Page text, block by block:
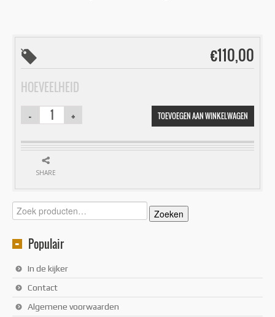
€110,00
HOEVEELHEID
TOEVOEGEN AAN WINKELWAGEN
SHARE
Zoeken
naar:
Zoeken
Populair
In de kijker
Contact
Algemene voorwaarden